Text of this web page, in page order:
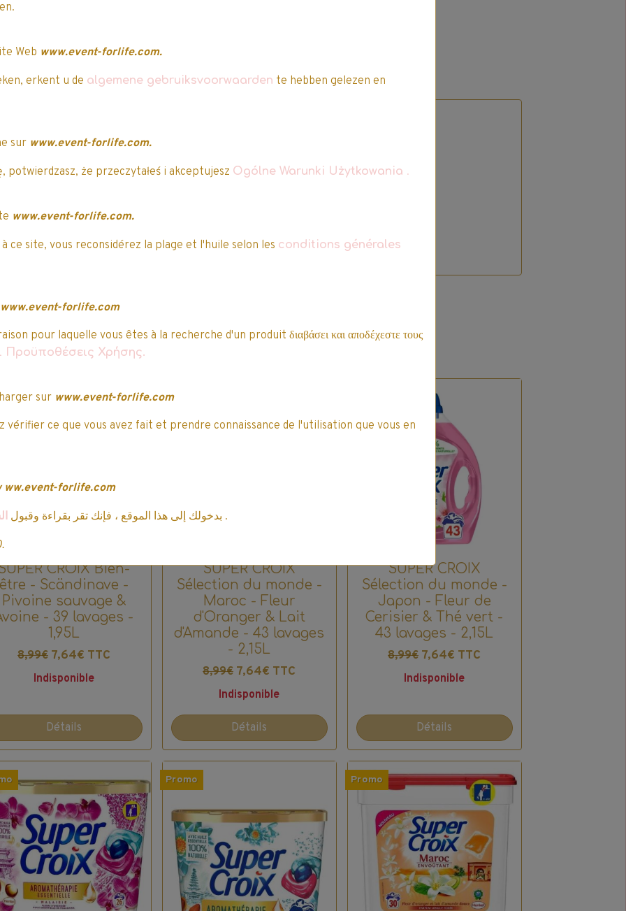
clients ont attribué une note à ce produit
Vous avez achetécet article ?
vous intéresser…
CROIX Bien-
être - Scändinave -
Pivoine sauvage &
- 39 lavages -
1,95L
8,99€ 7,64€ TTC
Indisponible
Détails
Promo
SUPER CROIX
Sélection du monde -
Maroc - Fleur
d'Oranger & Lait
d'Amande - 43 lavages
- 2,15L
8,99€ 7,64€ TTC
Indisponible
Détails
SUPER CROIX
Sélection du monde -
Japon - Fleur de
Cerisier & Thé vert -
43 lavages - 2,15L
8,99€ 7,64€ TTC
Indisponible
Détails
Promo Promo
Web www.event-forlife.com.
erkent u de algemene gebruiksvoorwaarden te hebben gelezen en
sur www.event-forlife.com.
potwierdzasz, że przeczytałeś i akceptujesz Ogólne Warunki Użytkowania .
www.event-forlife.com.
ce site, vous reconsidérez la plage et l'huile selon les conditions générales
www.event-forlife.com
pour laquelle vous êtes à la recherche d'un produit διαβάσει και αποδέχεστε τους
Προϋποθέσεις Χρήσης.
sur www.event-forlife.com
vérifier ce que vous avez fait et prendre connaissance de l'utilisation que vous en
ww.event-forlife.com
بدخولك إلى هذا الموقع ، فإنك تقر بقراءة وقبول .